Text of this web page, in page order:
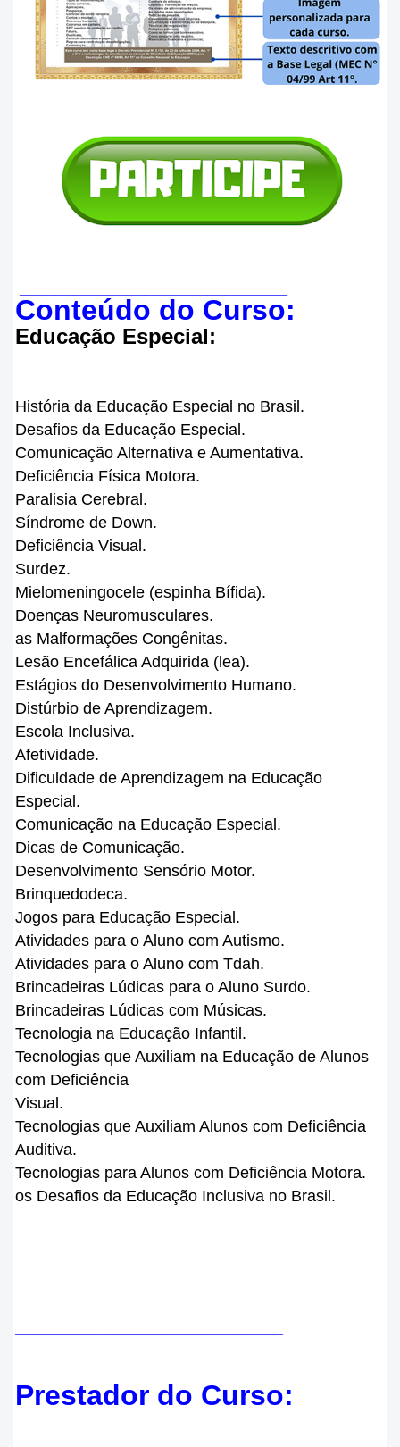
Conteúdo do Curso:
Educação Especial:
História da Educação Especial no Brasil.
Desafios da Educação Especial.
Comunicação Alternativa e Aumentativa.
Deficiência Física Motora.
Paralisia Cerebral.
Síndrome de Down.
Deficiência Visual.
Surdez.
Mielomeningocele (espinha Bífida).
Doenças Neuromusculares.
as Malformações Congênitas.
Lesão Encefálica Adquirida (lea).
Estágios do Desenvolvimento Humano.
Distúrbio de Aprendizagem.
Escola Inclusiva.
Afetividade.
Dificuldade de Aprendizagem na Educação
Especial.
Comunicação na Educação Especial.
Dicas de Comunicação.
Desenvolvimento Sensório Motor.
Brinquedodeca.
Jogos para Educação Especial.
Atividades para o Aluno com Autismo.
Atividades para o Aluno com Tdah.
Brincadeiras Lúdicas para o Aluno Surdo.
Brincadeiras Lúdicas com Músicas.
Tecnologia na Educação Infantil.
Tecnologias que Auxiliam na Educação de Alunos
com Deficiência
Visual.
Tecnologias que Auxiliam Alunos com Deficiência
Auditiva.
Tecnologias para Alunos com Deficiência Motora.
os Desafios da Educação Inclusiva no Brasil.
Prestador do Curso: